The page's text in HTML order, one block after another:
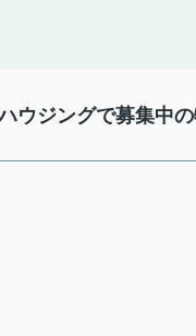
ウジングで募集中